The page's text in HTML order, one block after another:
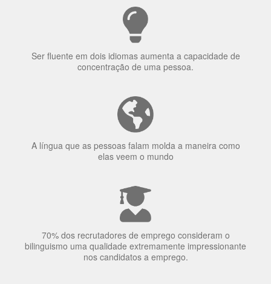
Ser fluente em dois idiomas aumenta a capacidade de
concentração de uma pessoa.
A língua que as pessoas falam molda a maneira como
elas veem o mundo
70% dos recrutadores de emprego consideram o
bilinguismo uma qualidade extremamente impressionante
nos candidatos a emprego.